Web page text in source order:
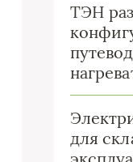
ТЭН
для